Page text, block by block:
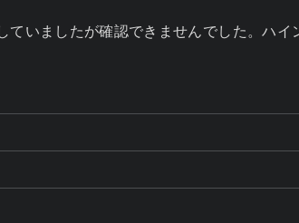
いましたが確認できませんでした。ハイ